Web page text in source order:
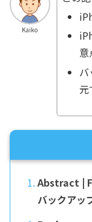
Kaiko
意
元
Abstract |
バックアッ